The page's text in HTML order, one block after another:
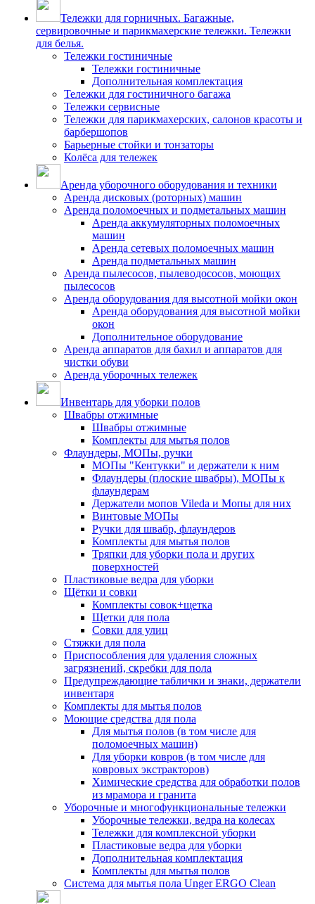
Тележки для горничных. Багажные,
сервировочные и парикмахерские тележки. Тележки
для белья.
Тележки гостиничные
Тележки гостиничные
Дополнительная комплектация
Тележки для гостиничного багажа
Тележки сервисные
Тележки для парикмахерских, салонов красоты и
барбершопов
Барьерные стойки и тонзаторы
Колёса для тележек
Аренда уборочного оборудования и техники
Аренда дисковых (роторных) машин
Аренда поломоечных и подметальных машин
Аренда аккумуляторных поломоечных
машин
Аренда сетевых поломоечных машин
Аренда подметальных машин
Аренда пылесосов, пылеводососов, моющих
пылесосов
Аренда оборудования для высотной мойки окон
Аренда оборудования для высотной мойки
окон
Дополнительное оборудование
Аренда аппаратов для бахил и аппаратов для
чистки обуви
Аренда уборочных тележек
Инвентарь для уборки полов
Швабры отжимные
Швабры отжимные
Комплекты для мытья полов
Флаундеры, МОПы, ручки
МОПы "Кентукки" и держатели к ним
Флаундеры (плоские швабры), МОПы к
флаундерам
Держатели мопов Vileda и Мопы для них
Винтовые МОПы
Ручки для швабр, флаундеров
Комплекты для мытья полов
Тряпки для уборки пола и других
поверхностей
Пластиковые ведра для уборки
Щётки и совки
Комплекты совок+щетка
Щетки для пола
Совки для улиц
Стяжки для пола
Приспособления для удаления сложных
загрязнений, скребки для пола
Предупреждающие таблички и знаки, держатели
инвентаря
Комплекты для мытья полов
Моющие средства для пола
Для мытья полов (в том числе для
поломоечных машин)
Для уборки ковров (в том числе для
ковровых экстракторов)
Химические средства для обработки полов
из мрамора и гранита
Уборочные и многофункциональные тележки
Уборочные тележки, ведра на колесах
Тележки для комплексной уборки
Пластиковые ведра для уборки
Дополнительная комплектация
Комплекты для мытья полов
Система для мытья пола Unger ERGO Clean